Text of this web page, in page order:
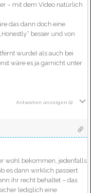
– mit dem Video natürlich
das dann doch eine
besser und von
wurde) als auch bei
wäre es ja garnicht unter
Antworten anzeigen (1)
wohl bekommen, jedenfalls
es dann wirklich passiert
ihr recht behaltet – das
lediglich eine